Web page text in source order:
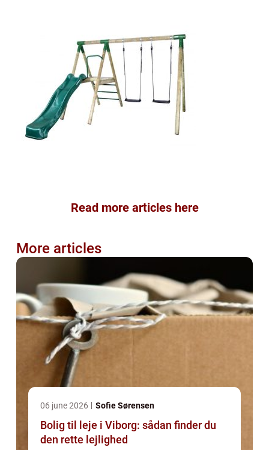
Read more articles here
More articles
06 june 2026 Sofie Sørensen
Bolig til leje i Viborg: sådan finder du
den rette lejlighed